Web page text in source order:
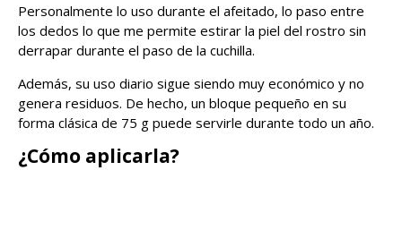
Personalmente lo uso durante el afeitado, lo paso entre
los dedos lo que me permite estirar la piel del rostro sin
derrapar durante el paso de la cuchilla.
Además, su uso diario sigue siendo muy económico y no
genera residuos. De hecho, un bloque pequeño en su
forma clásica de 75 g puede servirle durante todo un año.
¿Cómo aplicarla?